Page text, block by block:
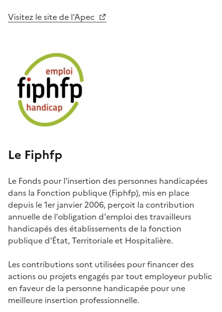
Visitez le site de l'Apec
Le Fiphfp
Le Fonds pour l'insertion des personnes handicapées
dans la Fonction publique (Fiphfp), mis en place
depuis le 1er janvier 2006, perçoit la contribution
annuelle de l'obligation d'emploi des travailleurs
handicapés des établissements de la fonction
publique d'État, Territoriale et Hospitalière.
Les contributions sont utilisées pour financer des
actions ou projets engagés par tout employeur public
en faveur de la personne handicapée pour une
meilleure insertion professionnelle.